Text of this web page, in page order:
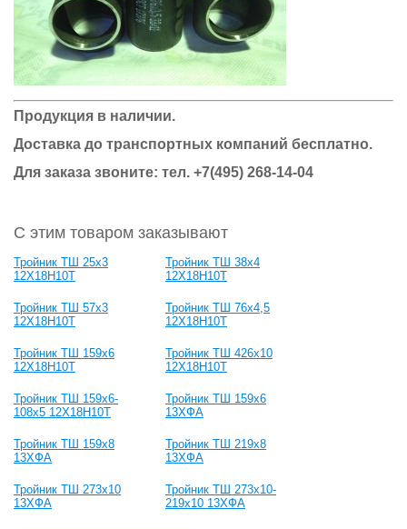
Продукция в наличии.
Доставка до транспортных компаний бесплатно.
Для заказа звоните: тел. +7(495) 268-14-04
С этим товаром заказывают
Тройник ТШ 25х3
12Х18Н10Т
Тройник ТШ 38х4
12Х18Н10Т
Тройник ТШ 57х3
12Х18Н10Т
Тройник ТШ 76х4,5
12Х18Н10Т
Тройник ТШ 159х6
12Х18Н10Т
Тройник ТШ 426х10
12Х18Н10Т
Тройник ТШ 159х6-
108х5 12Х18Н10Т
Тройник ТШ 159х6
13ХФА
Тройник ТШ 159х8
13ХФА
Тройник ТШ 219х8
13ХФА
Тройник ТШ 273х10
13ХФА
Тройник ТШ 273х10-
219х10 13ХФА